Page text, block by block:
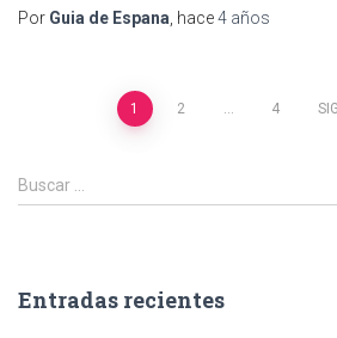
Por Guia de Espana , hace4 años
Navegación
de
1 2 … 4
B
u
r
Buscar …
Entradas recientes